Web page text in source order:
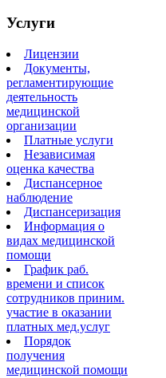
Услуги
Лицензии
Документы,
регламентирующие
деятельность
медицинской
организации
Платные услуги
Независимая
оценка качества
Диспансерное
наблюдение
Диспансеризация
Информация о
видах медицинской
помощи
График раб.
времени и список
сотрудников приним.
участие в оказании
платных мед.услуг
Порядок
получения
медицинской помощи